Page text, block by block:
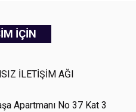
İÇİN
İLETİŞİM AĞI
Apartmanı No 37 Kat 3